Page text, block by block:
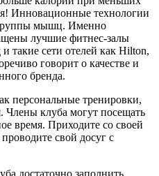
Инновационные технологии
группы мышц. Именно
лучшие фитнес-залы
такие сети отелей как Hilton,
говорит о качестве и
бренда.
персональные тренировки,
Члены клуба могут посещать
время. Приходите со своей
свой досуг с
достаточно заполнить